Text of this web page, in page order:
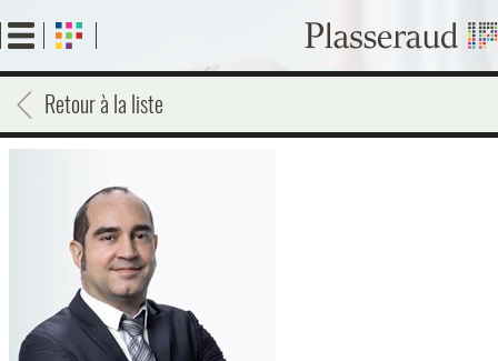
au
contenu
principal
Retour à la liste